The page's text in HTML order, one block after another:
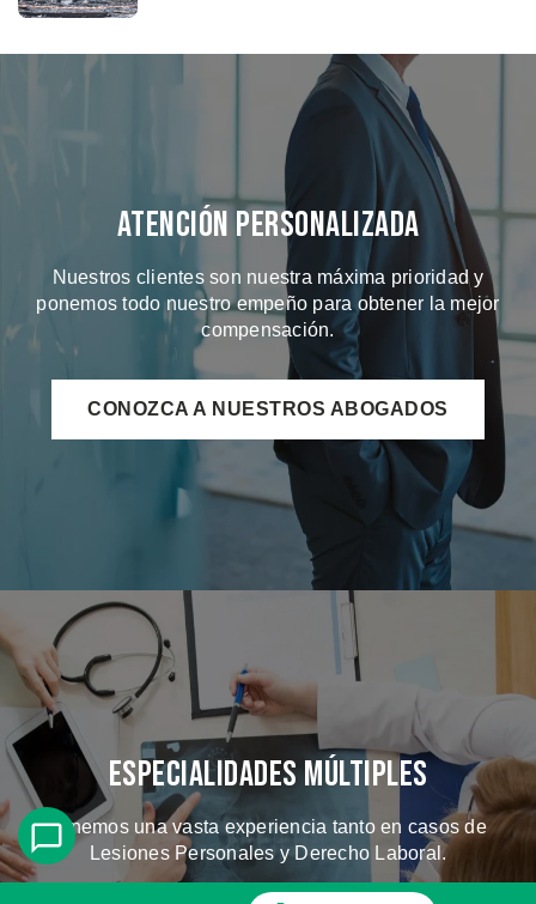
Atención Personalizada
Nuestros clientes son nuestra máxima prioridad y
ponemos todo nuestro empeño para obtener la mejor
compensación.
CONOZCA A NUESTROS ABOGADOS
Especialidades Múltiples
Tenemos una vasta experiencia tanto en casos de
Lesiones Personales y Derecho Laboral.